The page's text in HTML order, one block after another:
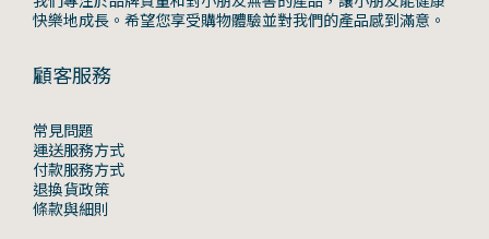
快樂地成長。希望您享受購物體驗並對我們的產品感到滿意。
顧客服務
常見問題
運送服務方式
付款服務方式
退換貨政策
條款與細則